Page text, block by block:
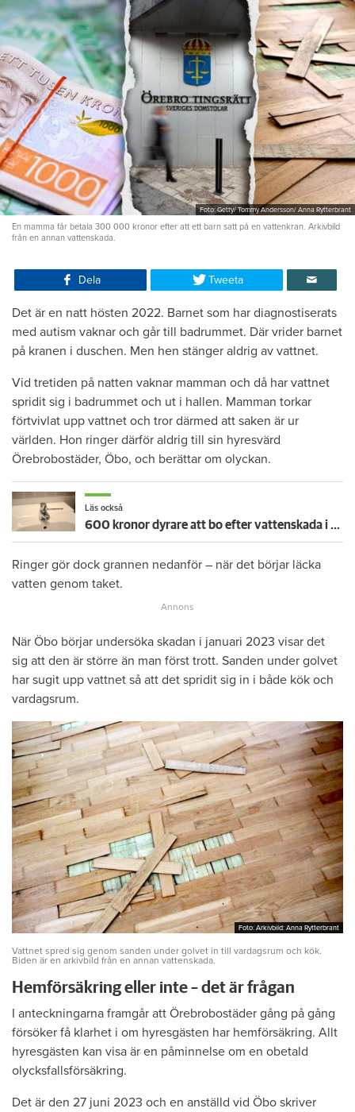
Foto: Getty/ Tommy Andersson/ Anna Rytterbrant
En mamma får betala 300 000 kronor efter att ett barn satt på en vattenkran. Arkivbild
från en annan vattenskada.
Dela Tweeta
Det är en natt hösten 2022. Barnet som har diagnostiserats
med autism vaknar och går till badrummet. Där vrider barnet
på kranen i duschen. Men hen stänger aldrig av vattnet.
Vid tretiden på natten vaknar mamman och då har vattnet
spridit sig i badrummet och ut i hallen. Mamman torkar
förtvivlat upp vattnet och tror därmed att saken är ur
världen. Hon ringer därför aldrig till sin hyresvärd
Örebrobostäder, Öbo, och berättar om olyckan.
Läs också
600 kronor dyrare att bo efter vattenskada i Varberg
Ringer gör dock grannen nedanför – när det börjar läcka
vatten genom taket.
När Öbo börjar undersöka skadan i januari 2023 visar det
sig att den är större än man först trott. Sanden under golvet
har sugit upp vattnet så att det spridit sig in i både kök och
vardagsrum.
Foto: Arkivbild: Anna Rytterbrant
Foto: Arkivbild: Anna Rytterbrant
Vattnet spred sig genom sanden under golvet in till vardagsrum och kök.
Biden är en arkivbild från en annan vattenskada.
Hemförsäkring eller inte – det är frågan
I anteckningarna framgår att Örebrobostäder gång på gång
försöker få klarhet i om hyresgästen har hemförsäkring. Allt
hyresgästen kan visa är en påminnelse om en obetald
olycksfallsförsäkring.
Det är den 27 juni 2023 och en anställd vid Öbo skriver